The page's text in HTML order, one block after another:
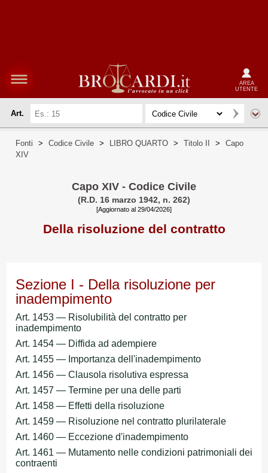
AREA
UTENTE
Art.
Fonti > Codice Civile > LIBRO QUARTO > Titolo II >
Capo
XIV
Capo XIV - Codice Civile
(R.D. 16 marzo 1942, n. 262)
[Aggiornato al 29/04/2026]
Della risoluzione del contratto
Sezione I - Della risoluzione per
inadempimento
Art. 1453 — Risolubilità del contratto per
inadempimento
Art. 1454 — Diffida ad adempiere
Art. 1455 — Importanza dell'inadempimento
Art. 1456 — Clausola risolutiva espressa
Art. 1457 — Termine per una delle parti
Art. 1458 — Effetti della risoluzione
Art. 1459 — Risoluzione nel contratto plurilaterale
Art. 1460 — Eccezione d'inadempimento
Art. 1461 — Mutamento nelle condizioni patrimoniali dei
contraenti